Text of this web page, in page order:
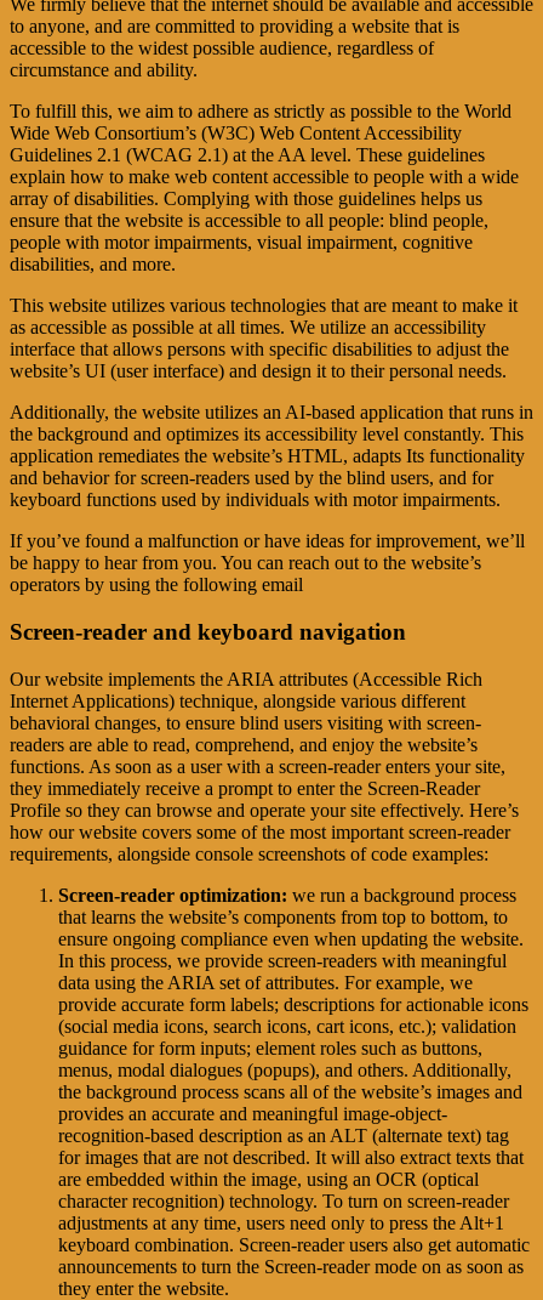
We firmly believe that the internet should be available and accessible
to anyone, and are committed to providing a website that is
accessible to the widest possible audience, regardless of
circumstance and ability.
To fulfill this, we aim to adhere as strictly as possible to the World
Wide Web Consortium’s (W3C) Web Content Accessibility
Guidelines 2.1 (WCAG 2.1) at the AA level. These guidelines
explain how to make web content accessible to people with a wide
array of disabilities. Complying with those guidelines helps us
ensure that the website is accessible to all people: blind people,
people with motor impairments, visual impairment, cognitive
disabilities, and more.
This website utilizes various technologies that are meant to make it
as accessible as possible at all times. We utilize an accessibility
interface that allows persons with specific disabilities to adjust the
website’s UI (user interface) and design it to their personal needs.
Additionally, the website utilizes an AI-based application that runs in
the background and optimizes its accessibility level constantly. This
application remediates the website’s HTML, adapts Its functionality
and behavior for screen-readers used by the blind users, and for
keyboard functions used by individuals with motor impairments.
If you’ve found a malfunction or have ideas for improvement, we’ll
be happy to hear from you. You can reach out to the website’s
operators by using the following email
Screen-reader and keyboard navigation
Our website implements the ARIA attributes (Accessible Rich
Internet Applications) technique, alongside various different
behavioral changes, to ensure blind users visiting with screen-
readers are able to read, comprehend, and enjoy the website’s
functions. As soon as a user with a screen-reader enters your site,
they immediately receive a prompt to enter the Screen-Reader
Profile so they can browse and operate your site effectively. Here’s
how our website covers some of the most important screen-reader
requirements, alongside console screenshots of code examples:
Screen-reader optimization: we run a background process
that learns the website’s components from top to bottom, to
ensure ongoing compliance even when updating the website.
In this process, we provide screen-readers with meaningful
data using the ARIA set of attributes. For example, we
provide accurate form labels; descriptions for actionable icons
(social media icons, search icons, cart icons, etc.); validation
guidance for form inputs; element roles such as buttons,
menus, modal dialogues (popups), and others. Additionally,
the background process scans all of the website’s images and
provides an accurate and meaningful image-object-
recognition-based description as an ALT (alternate text) tag
for images that are not described. It will also extract texts that
are embedded within the image, using an OCR (optical
character recognition) technology. To turn on screen-reader
adjustments at any time, users need only to press the Alt+1
keyboard combination. Screen-reader users also get automatic
announcements to turn the Screen-reader mode on as soon as
they enter the website.